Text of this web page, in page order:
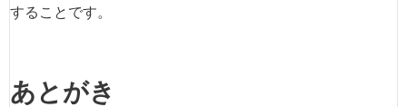
することです。
あとがき